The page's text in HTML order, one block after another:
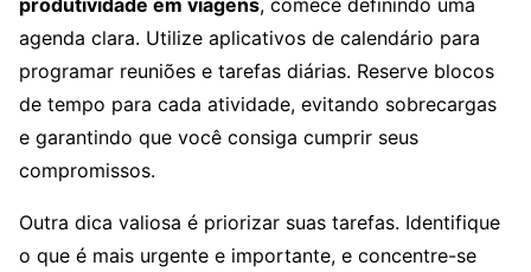
produtividade em viagens, comece definindo uma
agenda clara. Utilize aplicativos de calendário para
programar reuniões e tarefas diárias. Reserve blocos
de tempo para cada atividade, evitando sobrecargas
e garantindo que você consiga cumprir seus
compromissos.
Outra dica valiosa é priorizar suas tarefas. Identifique
o que é mais urgente e importante, e concentre-se